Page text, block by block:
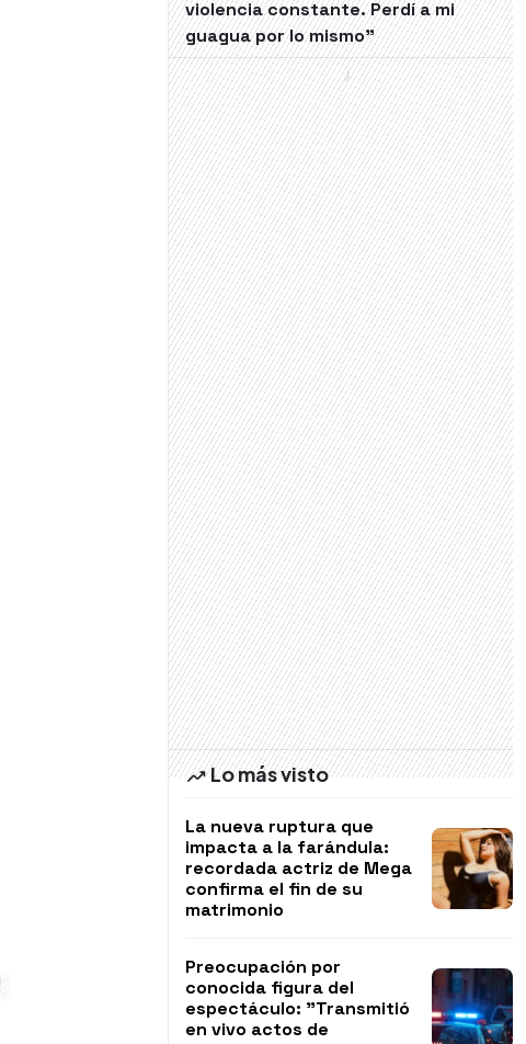
violencia constante. Perdí a mi
guagua por lo mismo"
Lo más visto
La nueva ruptura que
impacta a la farándula:
recordada actriz de Mega
confirma el fin de su
matrimonio
Preocupación por
conocida figura del
espectáculo: "Transmitió
en vivo actos de